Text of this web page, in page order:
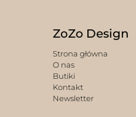
ZoZo Design
Strona główna
O nas
Butiki
Kontakt
Newsletter